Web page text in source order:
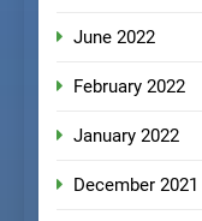
June 2022
February 2022
January 2022
December 2021